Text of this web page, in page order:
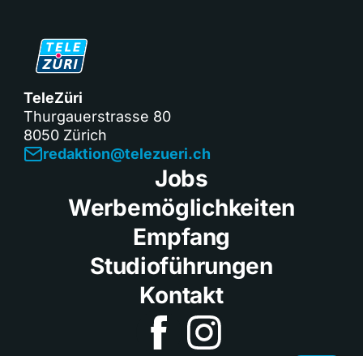
TeleZüri
Thurgauerstrasse 80
8050 Zürich
redaktion@telezueri.ch
Jobs
Werbemöglichkeiten
Empfang
Studioführungen
Kontakt